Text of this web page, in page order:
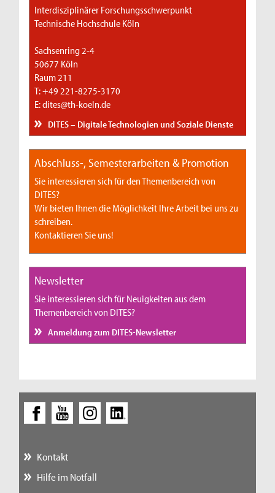
Interdisziplinärer Forschungsschwerpunkt
Technische Hochschule Köln
Sachsenring 2-4
50677 Köln
Raum 211
T: +49 221-8275-3170
E: dites@th-koeln.de
DITES – Digitale Technologien und Soziale Dienste
Abschluss-, Semesterarbeiten & Promotion
Sie interessieren sich für den Themenbereich von
DITES?
Wir bieten Ihnen die Möglichkeit Ihre Arbeit bei uns zu
schreiben.
Kontaktieren Sie uns!
Newsletter
Sie interessieren sich für Neuigkeiten aus dem
Themenbereich von DITES?
Anmeldung zum DITES-Newsletter
Kontakt
Hilfe im Notfall